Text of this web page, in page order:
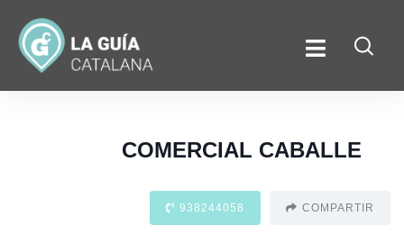
COMERCIAL CABALLE
938244058 COMPARTIR